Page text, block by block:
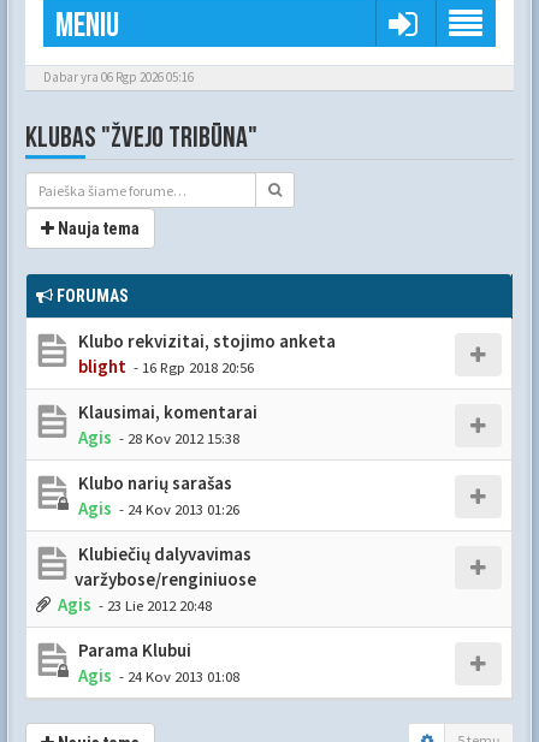
Meniu
Dabar yra 06 Rgp 2026 05:16
KLUBAS "ŽVEJO TRIBŪNA"
Nauja tema
FORUMAS
Klubo rekvizitai, stojimo anketa
blight - 16 Rgp 2018 20:56
Klausimai, komentarai
Agis - 28 Kov 2012 15:38
Klubo narių sarašas
Agis - 24 Kov 2013 01:26
Klubiečių dalyvavimas
varžybose/renginiuose
Agis - 23 Lie 2012 20:48
Parama Klubui
Agis - 24 Kov 2013 01:08